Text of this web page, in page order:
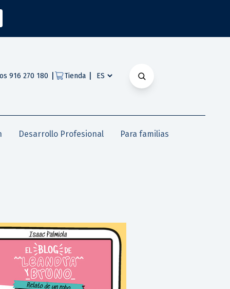
916 270 180 Tienda
Desarrollo Profesional Para familias